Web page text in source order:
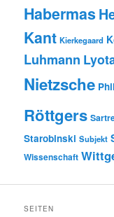
Habermas
Kant Kierkegaard
Luhmann
Nietzsche
Röttgers
Starobinski Subjekt
Wissenschaft
SEITEN